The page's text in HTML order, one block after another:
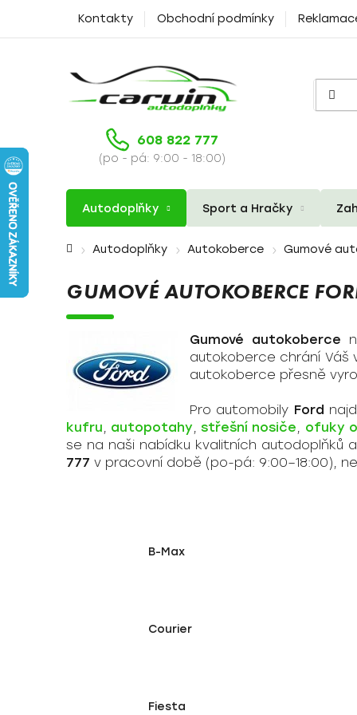
Kontakty Obchodní podmínky
608 822 777
(po - pá: 9:00 - 18:00)
Autodoplňky Sport a Hračky
Domů Autodoplňky Autokoberce Gumové
GUMOVÉ AUTOKOBERCE
Gumové autokoberce
autokoberce chrání Váš
autokoberce přesně
Pro automobily Ford
kufru, autopotahy,střešní nosiče, ofuky
se na naši nabídku kvalitních autodoplňků
777 v pracovní době (po-pá: 9:00–18:00),
B-Max
Courier
Fiesta